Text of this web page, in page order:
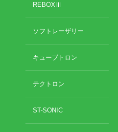
REBOXⅢ
ソフトレーザリー
キューブトロン
テクトロン
ST-SONIC